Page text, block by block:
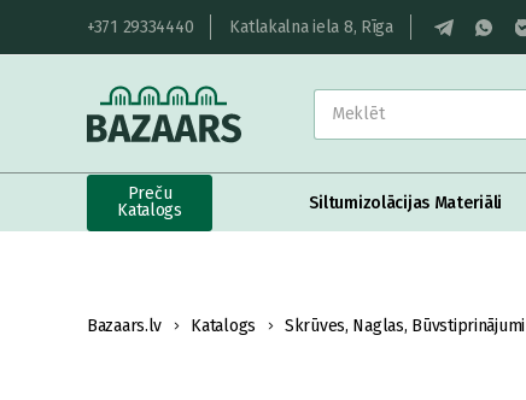
+371 29334440 Katlakalna iela 8, Rīga
Preču
Katalogs
Siltumizolācijas Materiāli
Bazaars.lv Katalogs Skrūves, Naglas, Būvstiprinājumi